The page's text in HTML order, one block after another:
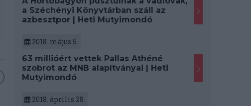
a Széchényi Könyvtárban száll az
azbesztpor | Heti Mutyimondó
2018. május 5.
63 millióért vettek Pallas Athéné
szobrot az MNB alapítványai | Heti
Mutyimondó
2018. április 28.